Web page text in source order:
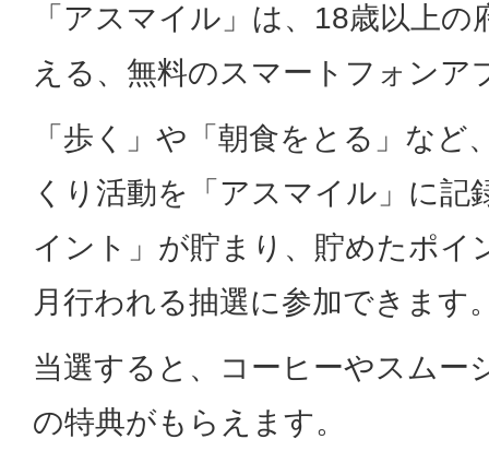
「アスマイル」は、18歳以上
える、無料のスマートフォンア
「歩く」や「朝食をとる」など
くり活動を「アスマイル」に記
イント」が貯まり、貯めたポイ
月行われる抽選に参加できます
当選すると、コーヒーやスムー
の特典がもらえます。